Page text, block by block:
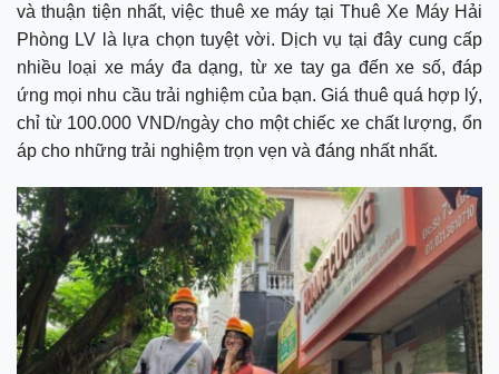
và thuận tiện nhất, việc thuê xe máy tại Thuê Xe Máy Hải
Phòng LV là lựa chọn tuyệt vời. Dịch vụ tại đây cung cấp
nhiều loại xe máy đa dạng, từ xe tay ga đến xe số, đáp
ứng mọi nhu cầu trải nghiệm của bạn. Giá thuê quá hợp lý,
chỉ từ 100.000 VND/ngày cho một chiếc xe chất lượng, ổn
áp cho những trải nghiệm trọn vẹn và đáng nhất nhất.